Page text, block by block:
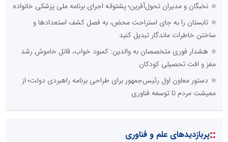
نخبگان و مدیران تحول‌آفرین؛ پشتوانه اجرای برنامه ملی پزشکی خانواده
تابستان را به جای استراحت محض، به فصل کشف استعدادها و
ساختن خاطرات ماندگار تبدیل کنید
هشدار فوری متخصصان به والدین: کمبود خواب، قاتل خاموش رشد
مغز و افت تحصیلی کودکان
دستور معاون اول رئیس‌جمهور برای طراحی برنامه راهبردی دولت؛ از
معیشت مردم تا توسعه فناوری
::پربازدیدهای علم و فناوری